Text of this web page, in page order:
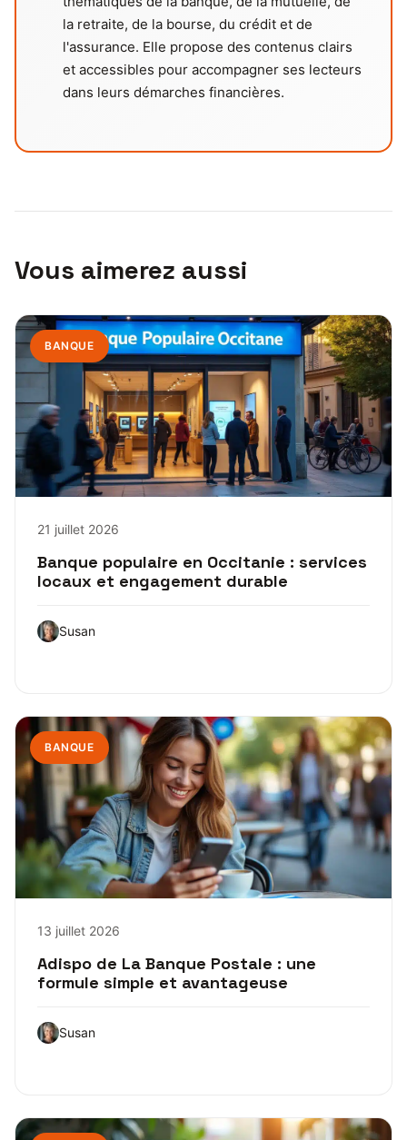
la retraite, de la bourse, du crédit et de
l'assurance. Elle propose des contenus clairs
et accessibles pour accompagner ses lecteurs
dans leurs démarches financières.
Vous aimerez aussi
BANQUE
21 juillet 2026
Banque populaire en Occitanie : services
locaux et engagement durable
Susan
BANQUE
13 juillet 2026
Adispo de La Banque Postale : une
formule simple et avantageuse
Susan